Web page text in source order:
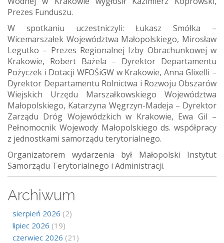
Prezes Funduszu.
W spotkaniu uczestniczyli: Łukasz Smółka –
Wicemarszałek Województwa Małopolskiego, Mirosław
Legutko – Prezes Regionalnej Izby Obrachunkowej w
Krakowie, Robert Bażela – Dyrektor Departamentu
Pożyczek i Dotacji WFOŚiGW w Krakowie, Anna Glixelli –
Dyrektor Departamentu Rolnictwa i Rozwoju Obszarów
Wiejskich Urzędu Marszałkowskiego Województwa
Małopolskiego, Katarzyna Węgrzyn-Madeja – Dyrektor
Zarządu Dróg Wojewódzkich w Krakowie, Ewa Gil –
Pełnomocnik Wojewody Małopolskiego ds. współpracy
z jednostkami samorządu terytorialnego.
Organizatorem wydarzenia był Małopolski Instytut
Samorządu Terytorialnego i Administracji.
Archiwum
sierpień 2026 (2)
lipiec 2026 (19)
czerwiec 2026 (21)